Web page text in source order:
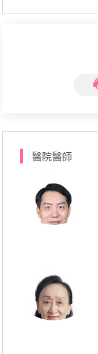
醫院醫師